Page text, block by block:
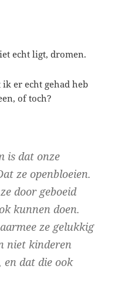
echt ligt, dromen.
er echt gehad heb
of toch?
is dat onze
ze openbloeien.
door geboeid
kunnen doen.
ze gelukkig
niet kinderen
en dat die ook